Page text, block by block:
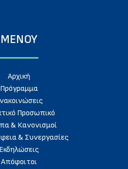
ΜΕΝΟΥ
Aρχική
Πρόγραμμα
Προσωπικό
& Κανονισμοί
& Συνεργασίες
Εκδηλώσεις
Απόφοιτοι